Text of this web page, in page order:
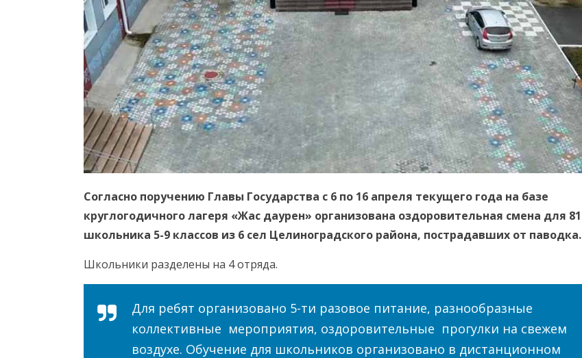
Согласно поручению Главы Государства с 6 по 16 апреля текущего года на базе
круглогодичного лагеря «Жас даурен» организована оздоровительная смена для 81
школьника 5-9 классов из 6 сел Целиноградского района, пострадавших от паводка.
Школьники разделены на 4 отряда.
Для ребят организовано 5-ти разовое питание, разнообразные
коллективные мероприятия, оздоровительные прогулки на свежем
воздухе. Обучение для школьников организовано в дистанционном